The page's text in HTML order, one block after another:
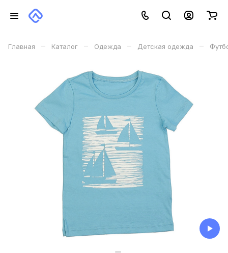
Главная – Каталог – Одежда – Детская одежда –